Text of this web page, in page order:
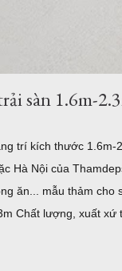
sàn 1.6m-
trí kích thước
Hà Nội của
ăn... mẫu thảm
Chất lượng, xuất
ở TPHCM và